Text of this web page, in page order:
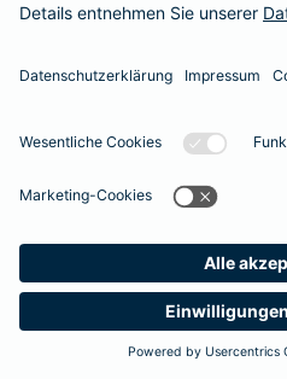
Suche
365 Tage /